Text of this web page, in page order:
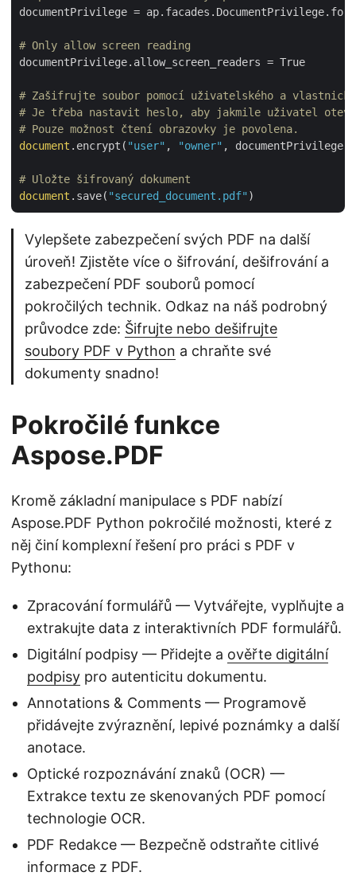
documentPrivilege =
# Only allow screen reading
documentPrivilege.allow_screen_readers = True
# Zašifrujte soubor pomocí uživatelského a
# Je třeba nastavit heslo, aby jakmile uživatel
# Pouze možnost čtení obrazovky je povolena.
document .encrypt( "user" , "owner" , documentPrivilege,
# Uložte šifrovaný dokument
document .save( "secured_document.pdf"
Vylepšete zabezpečení svých PDF na další
úroveň! Zjistěte více o šifrování, dešifrování a
zabezpečení PDF souborů pomocí
pokročilých technik. Odkaz na náš podrobný
průvodce zde: Šifrujte nebo dešifrujte
soubory PDF v Python a chraňte své
dokumenty snadno!
Pokročilé funkce
Aspose.PDF
Kromě základní manipulace s PDF nabízí
Aspose.PDF Python pokročilé možnosti, které z
něj činí komplexní řešení pro práci s PDF v
Pythonu:
Zpracování formulářů — Vytvářejte, vyplňujte a
extrakujte data z interaktivních PDF formulářů.
Digitální podpisy — Přidejte a ověřte digitální
podpisy pro autenticitu dokumentu.
Annotations & Comments — Programově
přidávejte zvýraznění, lepivé poznámky a další
anotace.
Optické rozpoznávání znaků (OCR) —
Extrakce textu ze skenovaných PDF pomocí
technologie OCR.
PDF Redakce — Bezpečně odstraňte citlivé
informace z PDF.